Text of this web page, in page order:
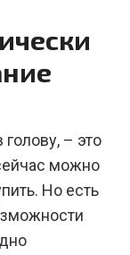
– это
можно
Но есть